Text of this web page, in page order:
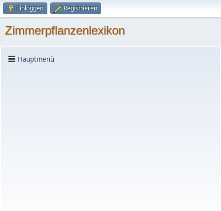
Einloggen Registrieren
Zimmerpflanzenlexikon
Hauptmenü